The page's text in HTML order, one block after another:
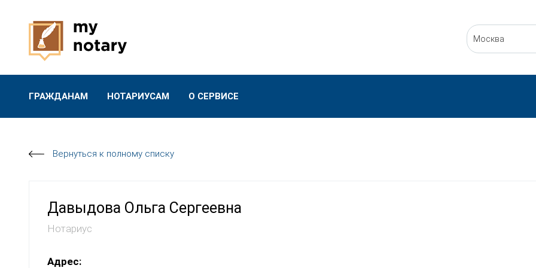
Москва
ГРАЖДАНАМ НОТАРИУСАМ О СЕРВИСЕ
Вернуться к полному списку
Давыдова Ольга Сергеевна
Нотариус
Адрес: